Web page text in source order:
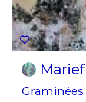
Marief
Graminées